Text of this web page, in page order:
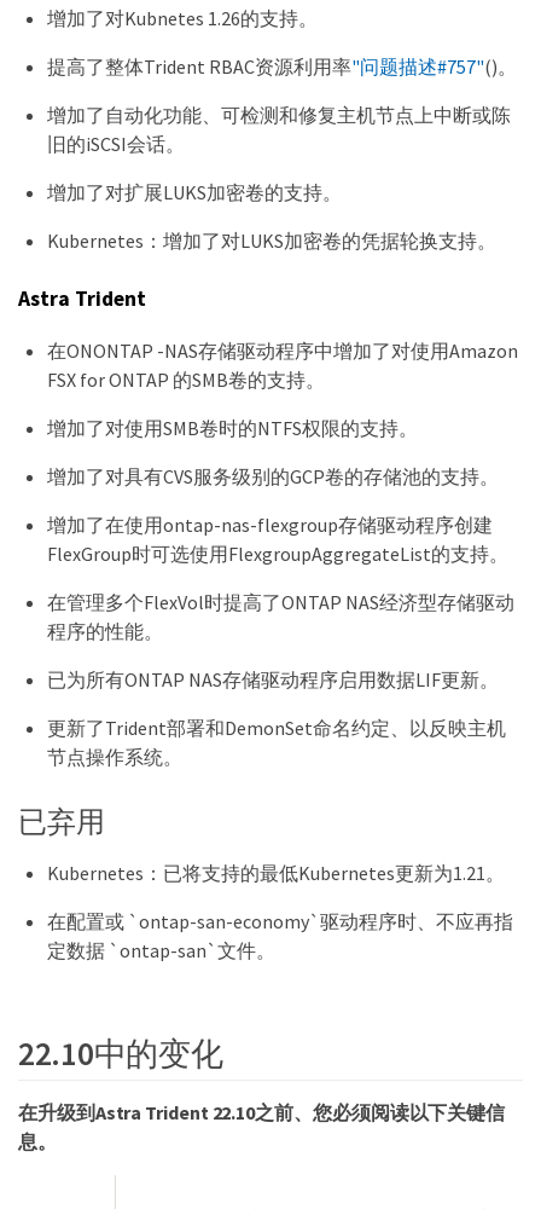
增加了对Kubnetes 1.26的支持。
提高了整体Trident RBAC资源利用率"问题描述#757"()。
增加了自动化功能、可检测和修复主机节点上中断或陈
旧的iSCSI会话。
增加了对扩展LUKS加密卷的支持。
Kubernetes：增加了对LUKS加密卷的凭据轮换支持。
Astra Trident
在ONONTAP -NAS存储驱动程序中增加了对使用Amazon
FSX for ONTAP 的SMB卷的支持。
增加了对使用SMB卷时的NTFS权限的支持。
增加了对具有CVS服务级别的GCP卷的存储池的支持。
增加了在使用ontap-nas-flexgroup存储驱动程序创建
FlexGroup时可选使用FlexgroupAggregateList的支持。
在管理多个FlexVol时提高了ONTAP NAS经济型存储驱动
程序的性能。
已为所有ONTAP NAS存储驱动程序启用数据LIF更新。
更新了Trident部署和DemonSet命名约定、以反映主机
节点操作系统。
已弃用
Kubernetes：已将支持的最低Kubernetes更新为1.21。
在配置或 `ontap-san-economy`驱动程序时、不应再指
定数据 `ontap-san`文件。
22.10中的变化
在升级到Astra Trident 22.10之前、您必须阅读以下关键信
息。